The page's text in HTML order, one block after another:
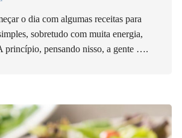
o dia com algumas receitas para
sobretudo com muita energia,
princípio, pensando nisso, a gente ….